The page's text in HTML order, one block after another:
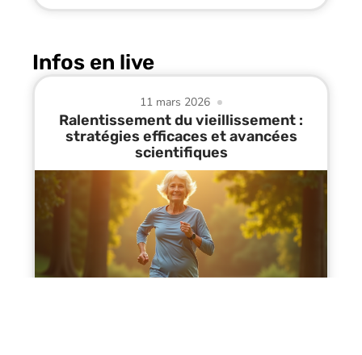
Infos en live
11 mars 2026
Ralentissement du vieillissement :
stratégies efficaces et avancées
scientifiques